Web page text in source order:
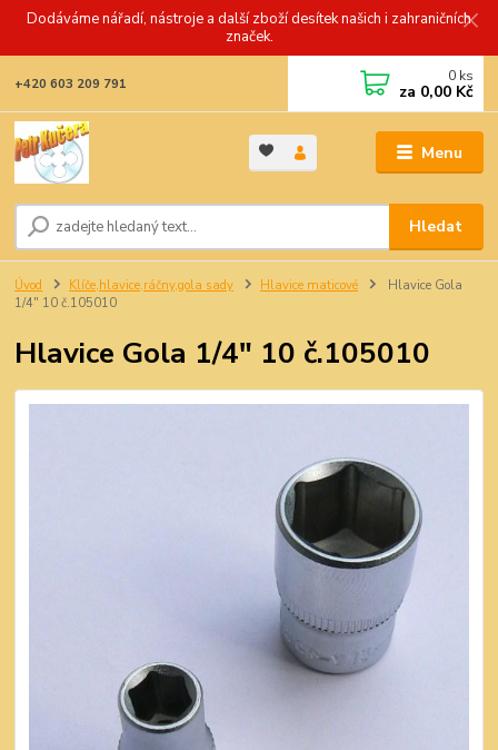
Dodáváme nářadí, nástroje a další zboží desítek našich i zahraničních
značek.
Menu
Hledat
+420 603 209 791 0 ks
za 0,00 Kč
Úvod Klíče,hlavice,ráčny,gola sady Hlavice maticové
Hlavice Gola
1/4" 10 č.105010
Hlavice Gola 1/4" 10 č.105010